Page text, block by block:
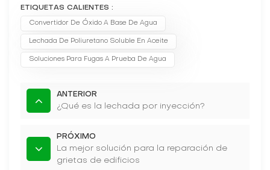
ETIQUETAS CALIENTES :
Convertidor De Óxido A Base De Agua
Lechada De Poliuretano Soluble En Aceite
Soluciones Para Fugas A Prueba De Agua
ANTERIOR
¿Qué es la lechada por inyección?
PRÓXIMO
La mejor solución para la reparación de
grietas de edificios